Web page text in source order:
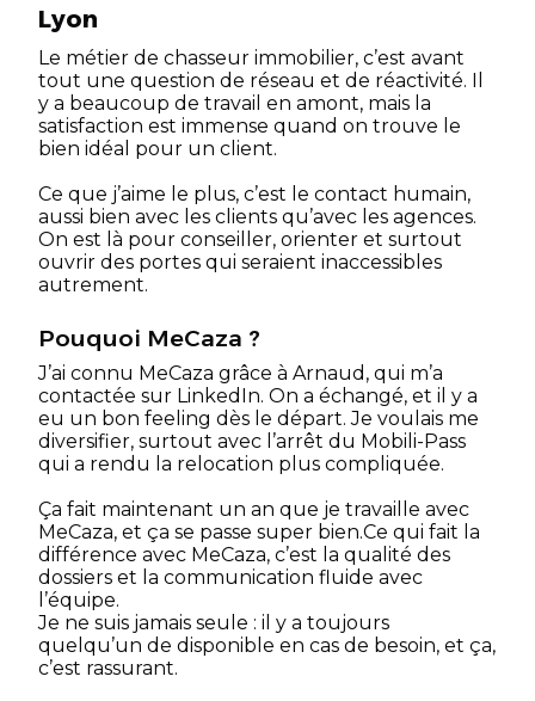
Lyon
Le métier de chasseur immobilier, c’est avant
tout une question de réseau et de réactivité. Il
y a beaucoup de travail en amont, mais la
satisfaction est immense quand on trouve le
bien idéal pour un client.
Ce que j’aime le plus, c’est le contact humain,
aussi bien avec les clients qu’avec les agences.
On est là pour conseiller, orienter et surtout
ouvrir des portes qui seraient inaccessibles
autrement.
Pouquoi MeCaza ?
J’ai connu MeCaza grâce à Arnaud, qui m’a
contactée sur LinkedIn. On a échangé, et il y a
eu un bon feeling dès le départ. Je voulais me
diversifier, surtout avec l’arrêt du Mobili-Pass
qui a rendu la relocation plus compliquée.
Ça fait maintenant un an que je travaille avec
MeCaza, et ça se passe super bien.Ce qui fait la
différence avec MeCaza, c’est la qualité des
dossiers et la communication fluide avec
l’équipe.
Je ne suis jamais seule : il y a toujours
quelqu’un de disponible en cas de besoin, et ça,
c’est rassurant.